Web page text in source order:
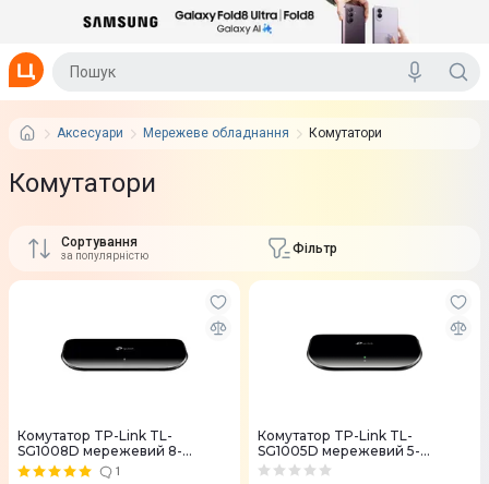
Аксесуари Мережеве обладнання Комутатори
Комутатори
Сортування
за популярністю Фільтр
Комутатор TP-Link TL-
SG1008D мережевий 8-
портовий гігабітний
1
Комутатор TP-Link TL-
SG1005D мережевий 5-
портовий гігабітний